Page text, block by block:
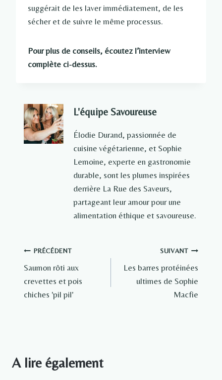
suggérait de les laver immédiatement, de les
sécher et de suivre le même processus.
Pour plus de conseils, écoutez l’interview
complète ci-dessus.
L'équipe Savoureuse
Élodie Durand, passionnée de
cuisine végétarienne, et Sophie
Lemoine, experte en gastronomie
durable, sont les plumes inspirées
derrière La Rue des Saveurs,
partageant leur amour pour une
alimentation éthique et savoureuse.
Navigation
de
l’article
PRÉCÉDENT
Saumon rôti aux
crevettes et pois
chiches 'pil pil'
SUIVANT
Les barres protéinées
ultimes de Sophie
Macfie
A lire également